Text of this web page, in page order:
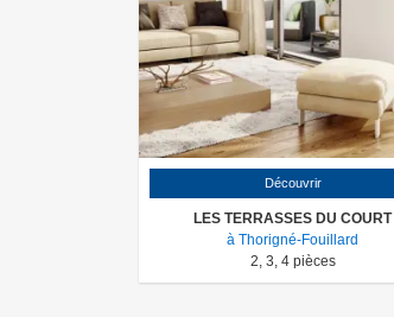
Découvrir
LES TERRASSES DU COURT
à Thorigné-Fouillard
2 3 4 pièces